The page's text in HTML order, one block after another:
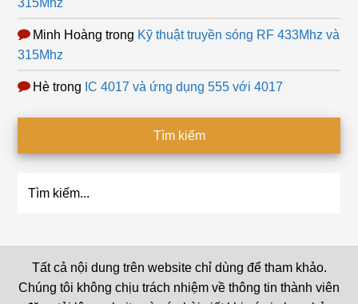
315Mhz
Minh Hoàng trong Kỹ thuật truyền sóng RF 433Mhz và
315Mhz
Hè trong IC 4017 và ứng dụng 555 với 4017
Tìm kiếm
Tất cả nội dung trên website chỉ dùng để tham khảo.
Chúng tôi không chịu trách nhiệm về thông tin thành viên